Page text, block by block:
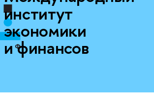
институт
экономики
и финансов